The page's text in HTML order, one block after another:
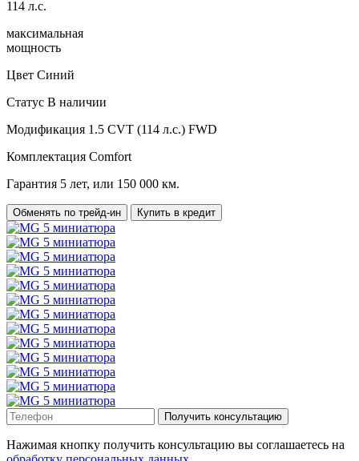
114 л.с.
максимальная
мощность
Цвет Синий
Статус В наличии
Модификация 1.5 CVT (114 л.с.) FWD
Комплектация Comfort
Гарантия 5 лет, или 150 000 км.
Обменять по трейд-ин Купить в кредит
Получить консультацию
Нажимая кнопку получить консультацию вы соглашаетесь на